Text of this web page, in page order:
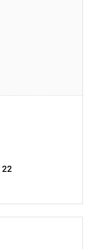
22